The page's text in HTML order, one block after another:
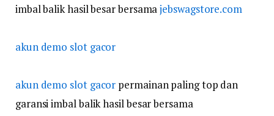
imbal balik hasil besar bersamajebswagstore.com
akun demo slot gacor
akun demo slot gacor permainan paling top dan
garansi imbal balik hasil besar bersama